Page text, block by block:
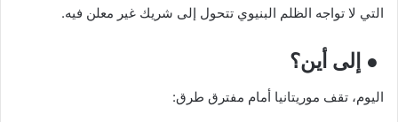
التي لا تواجه الظلم البنيوي تتحول إلى شريك غير معلن فيه.
● إلى أين؟
اليوم، تقف موريتانيا أمام مفترق طرق: